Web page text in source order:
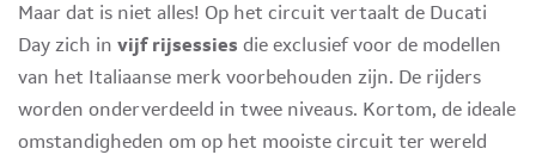
Maar dat is niet alles! Op het circuit vertaalt de Ducati
Day zich in vijf rijsessies die exclusief voor de modellen
van het Italiaanse merk voorbehouden zijn. De rijders
worden onderverdeeld in twee niveaus. Kortom, de ideale
omstandigheden om op het mooiste circuit ter wereld